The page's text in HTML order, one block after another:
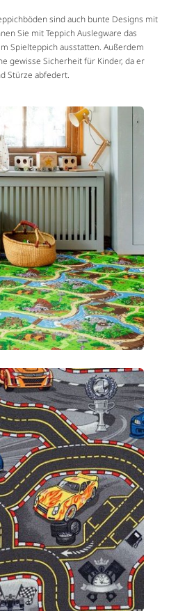
sind auch bunte Designs mit
Sie mit Teppich Auslegware das
Spielteppich ausstatten. Außerdem
gewisse Sicherheit für Kinder, da er
Stürze abfedert.